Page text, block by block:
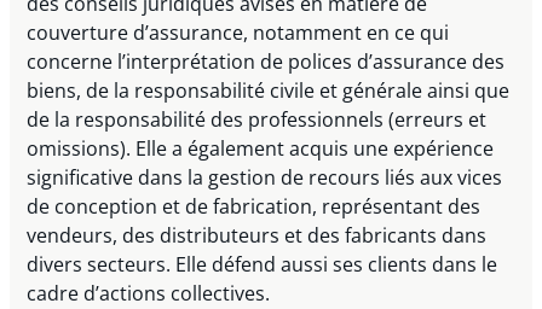
couverture d’assurance, notamment en ce qui
concerne l’interprétation de polices d’assurance des
biens, de la responsabilité civile et générale ainsi que
de la responsabilité des professionnels (erreurs et
omissions). Elle a également acquis une expérience
significative dans la gestion de recours liés aux vices
de conception et de fabrication, représentant des
vendeurs, des distributeurs et des fabricants dans
divers secteurs. Elle défend aussi ses clients dans le
cadre d’actions collectives.